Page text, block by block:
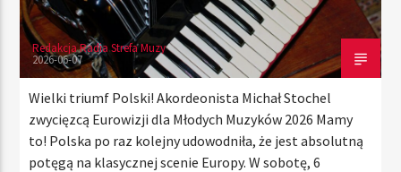
Radio Strefa Muzy
Redakcja Radia Strefa Muzy
2026-06-07
Wielki triumf Polski! Akordeonista Michał Stochel
zwycięzcą Eurowizji dla Młodych Muzyków 2026 Mamy
to! Polska po raz kolejny udowodniła, że jest absolutną
potęgą na klasycznej scenie Europy. W sobotę, 6